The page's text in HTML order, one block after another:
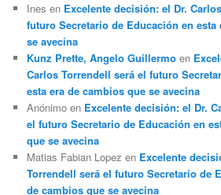
Ines en Excelente decisión: el Dr.
futuro Secretario de Educación en esta
se avecina
Kunz Prette, Angelo Guillermo en
Carlos Torrendell será el futuro
esta era de cambios que se avecina
Anónimo en Excelente decisión: el Dr.
el futuro Secretario de Educación en
que se avecina
Matias Fabian Lopez en Excelente
Torrendell será el futuro Secretario de
de cambios que se avecina